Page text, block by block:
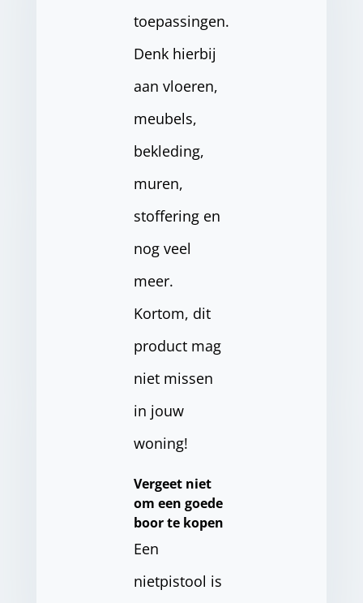
toepassingen.
Denk hierbij
aan vloeren,
meubels,
bekleding,
muren,
stoffering en
nog veel
meer.
Kortom, dit
product mag
niet missen
in jouw
woning!
Vergeet niet
om een goede
boor te kopen
Een
nietpistool is